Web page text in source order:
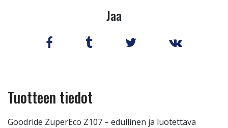
Jaa
Tuotteen tiedot
Goodride ZuperEco Z107 – edullinen ja luotettava